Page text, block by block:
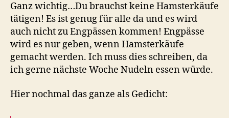
Ganz wichtig…Du brauchst keine Hamsterkäufe
tätigen! Es ist genug für alle da und es wird
auch nicht zu Engpässen kommen! Engpässe
wird es nur geben, wenn Hamsterkäufe
gemacht werden. Ich muss dies schreiben, da
ich gerne nächste Woche Nudeln essen würde.
Hier nochmal das ganze als Gedicht: